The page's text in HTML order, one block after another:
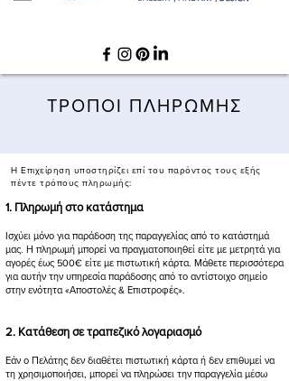
ΤΡΟΠΟΙ ΠΛΗΡΩΜΗΣ
Η Επιχείρηση υποστηρίζει επί του παρόντος τους εξής
πέντε τρόπους πληρωμής:
1. Πληρωμή στο κατάστημα
Ισχύει μόνο για παράδοση της παραγγελίας από το κατάστημά
μας. Η πληρωμή μπορεί να πραγματοποιηθεί είτε με μετρητά για
αγορές έως 500€ είτε με πιστωτική κάρτα. Μάθετε περισσότερα
για αυτήν την υπηρεσία παράδοσης από το αντίστοιχο σημείο
στην ενότητα «Αποστολές & Επιστροφές».
2. Κατάθεση σε τραπεζικό λογαριασμό
​Εάν ο Πελάτης δεν διαθέτει πιστωτική κάρτα ή δεν επιθυμεί να
τη χρησιμοποιήσει, μπορεί να πληρώσει την παραγγελία μέσω